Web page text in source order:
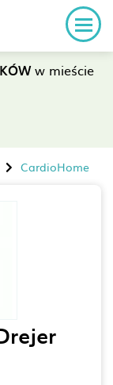
w mieście
CardioHome